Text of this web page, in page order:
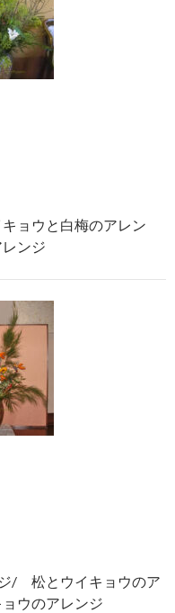
ョウと白梅のアレン
ンジ
/ 松とウイキョウのア
ウのアレンジ